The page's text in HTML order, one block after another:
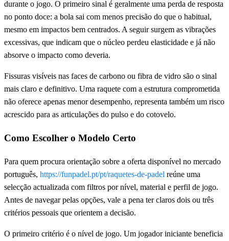
durante o jogo. O primeiro sinal é geralmente uma perda de resposta
no ponto doce: a bola sai com menos precisão do que o habitual,
mesmo em impactos bem centrados. A seguir surgem as vibrações
excessivas, que indicam que o núcleo perdeu elasticidade e já não
absorve o impacto como deveria.
Fissuras visíveis nas faces de carbono ou fibra de vidro são o sinal
mais claro e definitivo. Uma raquete com a estrutura comprometida
não oferece apenas menor desempenho, representa também um risco
acrescido para as articulações do pulso e do cotovelo.
Como Escolher o Modelo Certo
Para quem procura orientação sobre a oferta disponível no mercado
português, https://funpadel.pt/pt/raquetes-de-padel reúne uma
selecção actualizada com filtros por nível, material e perfil de jogo.
Antes de navegar pelas opções, vale a pena ter claros dois ou três
critérios pessoais que orientem a decisão.
O primeiro critério é o nível de jogo. Um jogador iniciante beneficia